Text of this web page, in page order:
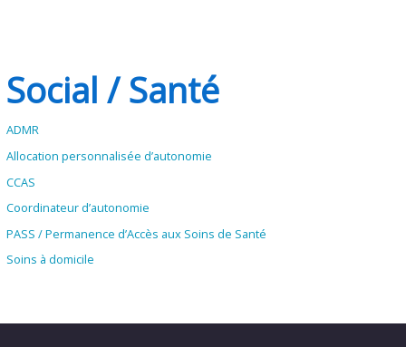
Social / Santé
ADMR
Allocation personnalisée d’autonomie
CCAS
Coordinateur d’autonomie
PASS / Permanence d’Accès aux Soins de Santé
Soins à domicile